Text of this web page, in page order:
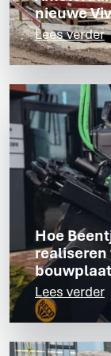
nieuwe
Lees verder
Hoe
realiseren
Lees verder